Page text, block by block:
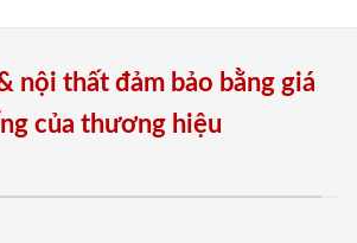
nội thất đảm bảo bằng giá
của thương hiệu